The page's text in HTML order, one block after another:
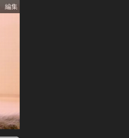
編集